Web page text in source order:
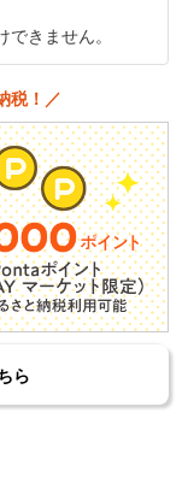
きません。
税！／
ら